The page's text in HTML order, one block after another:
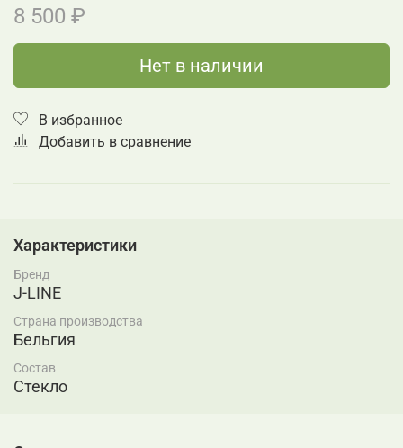
8 500 ₽
Нет в наличии
В избранное
Добавить в сравнение
Характеристики
Бренд
J-LINE
Страна производства
Бельгия
Состав
Стекло